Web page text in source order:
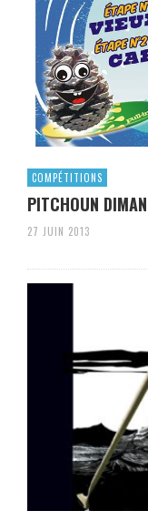
COMPÉTITIONS
PITCHOUN
27 JUIN 2013